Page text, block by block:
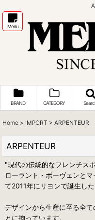
Menu
BRAND CATEGORY
Home > IMPORT > ARPENTEUR
ARPENTEUR
"現代の伝統的なフレンチス
ローラント・ボーヴェンと
て2011年にリヨンで誕生した
デザインから生産に至る全
とに拘っています。